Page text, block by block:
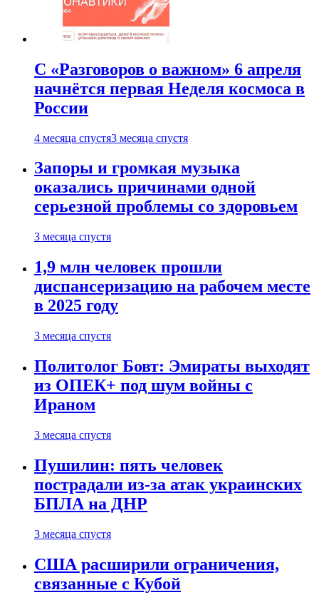
С «Разговоров о важном» 6 апреля
начнётся первая Неделя космоса в
России
4 месяца спустя3 месяца спустя
Запоры и громкая музыка
оказались причинами одной
серьезной проблемы со здоровьем
3 месяца спустя
1,9 млн человек прошли
диспансеризацию на рабочем месте
в 2025 году
3 месяца спустя
Политолог Бовт: Эмираты выходят
из ОПЕК+ под шум войны с
Ираном
3 месяца спустя
Пушилин: пять человек
пострадали из-за атак украинских
БПЛА на ДНР
3 месяца спустя
США расширили ограничения,
связанные с Кубой